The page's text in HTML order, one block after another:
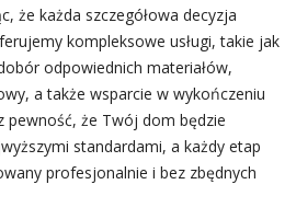
że każda szczegółowa decyzja
kompleksowe usługi, takie jak
odpowiednich materiałów,
a także wsparcie w wykończeniu
pewność, że Twój dom będzie
standardami, a każdy etap
profesjonalnie i bez zbędnych